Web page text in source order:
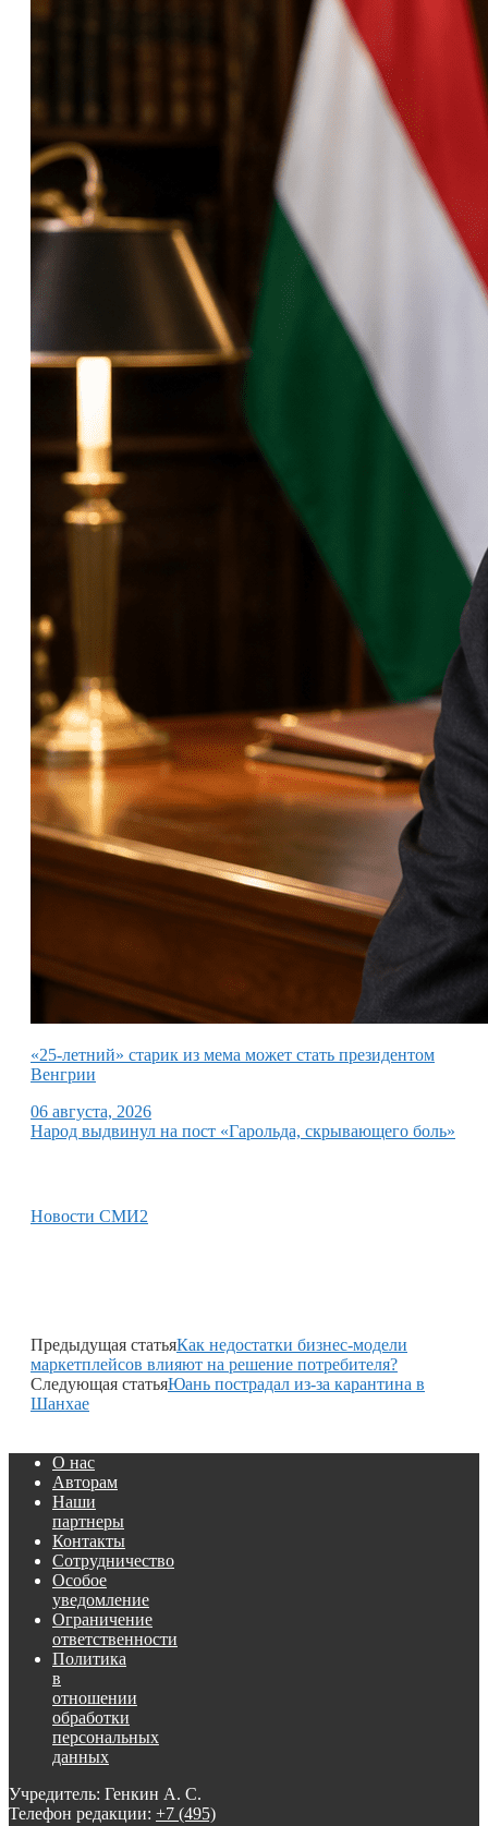
«25-летний» старик из мема может стать президентом
Венгрии
06 августа, 2026
Народ выдвинул на пост «Гарольда, скрывающего боль»
Новости СМИ2
Предыдущая статьяКак недостатки бизнес-модели
маркетплейсов влияют на решение потребителя?
Следующая статьяЮань пострадал из-за карантина в
Шанхае
О нас
Авторам
Наши
партнеры
Контакты
Сотрудничество
Особое
уведомление
Ограничение
ответственности
Политика
в
отношении
обработки
персональных
данных
Учредитель: Генкин А. С.
Телефон редакции: +7 (495)